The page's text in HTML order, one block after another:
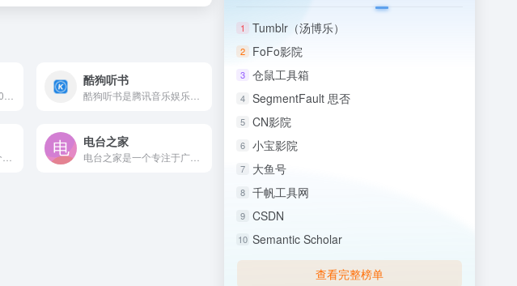
酷狗听书
电台之家
1 Tumblr（汤博乐）
2 FoFo影院
3 仓鼠工具箱
4 SegmentFault 思否
5 CN影院
6 小宝影院
7 大鱼号
8 千帆工具网
9 CSDN
10 Semantic Scholar
查看完整榜单